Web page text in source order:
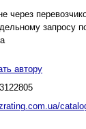
через
запросу
автору